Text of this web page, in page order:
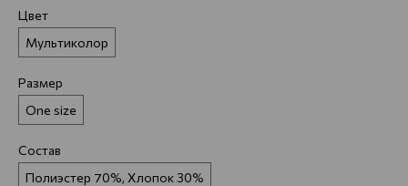
Цвет
Мультиколор
Размер
One size
Состав
Полиэстер 70%, Хлопок 30%